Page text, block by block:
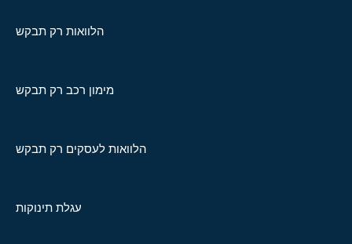
הלוואות רק תבקש
מימון רכב רק תבקש
הלוואות לעסקים רק תבקש
עגלת תינוקות